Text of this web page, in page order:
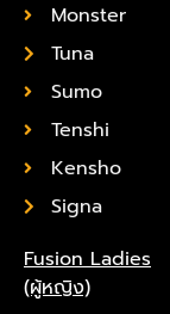
Monster
Tuna
Sumo
Tenshi
Kensho
Signa
Fusion Ladies
(ผู้หญิง)